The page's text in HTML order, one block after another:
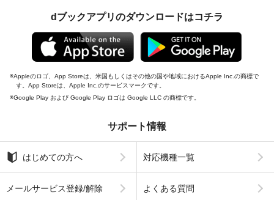
dブックアプリのダウンロードはコチラ
Appleのロゴ、App Storeは、米国もしくはその他の国や地域におけるApple Inc.の商標で
す。App Storeは、Apple Inc.のサービスマークです。
Google Play および Google Play ロゴは Google LLC の商標です。
サポート情報
はじめての方へ 対応機種一覧
メールサービス登録/解除 よくある質問